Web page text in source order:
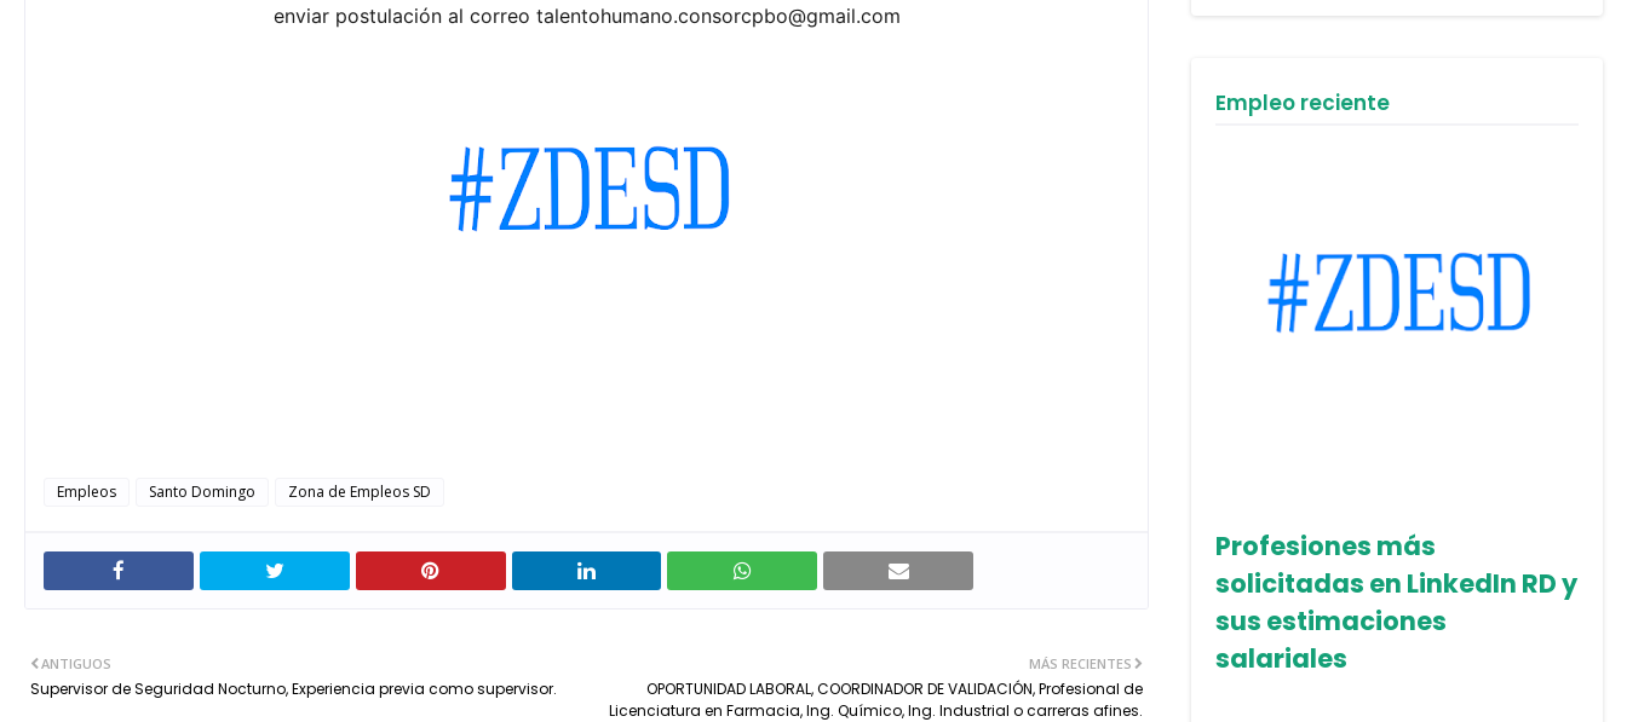
enviar postulación al correo talentohumano.consorcpbo@gmail.com
Empleos Santo Domingo Zona de Empleos SD
MÁS RECIENTES
OPORTUNIDAD LABORAL, COORDINADOR DE VALIDACIÓN, Profesional de
Licenciatura en Farmacia, Ing. Químico, Ing. Industrial o carreras afines.
ANTIGUOS
Supervisor de Seguridad Nocturno, Experiencia previa como supervisor.
Empleo reciente
Profesiones más
solicitadas en LinkedIn RD y
sus estimaciones
salariales